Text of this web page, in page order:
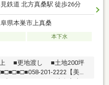
鉄道 北方真桑駅 徒歩26分
県本巣市上真桑
本下水
上 ■更地渡し ■土地200坪
201-2222【美濃